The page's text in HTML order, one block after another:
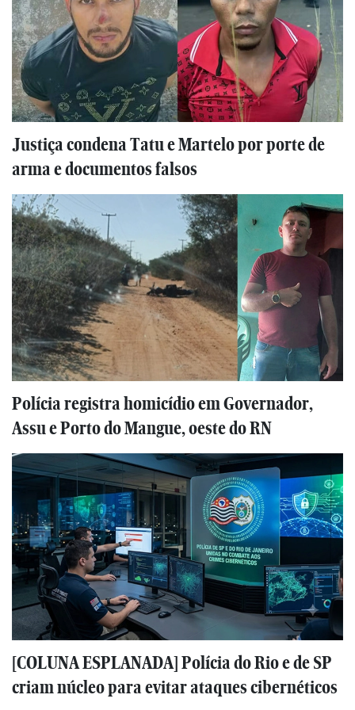
Justiça condena Tatu e Martelo por porte de
arma e documentos falsos
Polícia registra homicídio em Governador,
Assu e Porto do Mangue, oeste do RN
[COLUNA ESPLANADA] Polícia do Rio e de SP
criam núcleo para evitar ataques cibernéticos